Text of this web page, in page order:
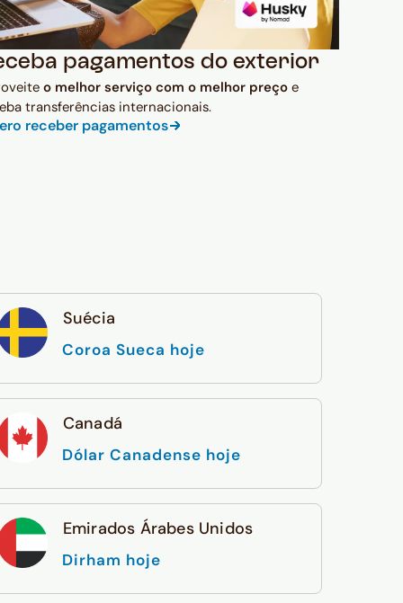
pagamentos do exterior
o melhor serviço com o melhor preço e
transferências internacionais.
receber pagamentos
Suécia
Coroa Sueca hoje
Canadá
Dólar Canadense hoje
Emirados Árabes Unidos
Dirham hoje